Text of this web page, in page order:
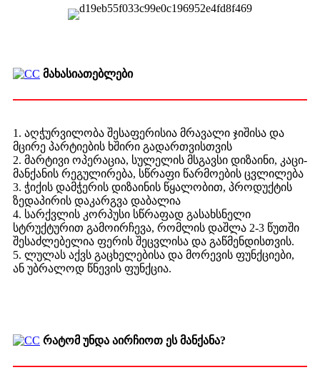
მახასიათებლები
1. აღჭურვილობა შესაფერისია მრავალი ჯიშისა და
მცირე პარტიების ხშირი გადართვისთვის
2. მარტივი ოპერაცია, სულელის მსგავსი დიზაინი, კაცი-
მანქანის რეგულირება, სწრაფი წარმოების ცვლილება
3. ჭიქის დამჭერის დიზაინის წყალობით, პროდუქტის
ზედაპირის დაკარგვა დაბალია
4. სარქვლის კორპუსი სწრაფად გასახსნელი
სტრუქტურით გამოირჩევა, რომლის დაშლა 2-3 წუთში
შესაძლებელია ფერის შეცვლისა და გაწმენდისთვის.
5. ლულას აქვს გაცხელებისა და მორევის ფუნქციები,
ან უბრალოდ წნევის ფუნქცია.
რატომ უნდა აირჩიოთ ეს მანქანა?